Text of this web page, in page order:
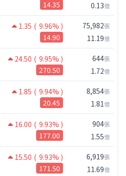
14.35 0.13億
1.35 ( 9.96% )
14.90
75,982張
11.19億
24.50 ( 9.95% )
270.50
644張
1.72億
1.85 ( 9.94% )
20.45
8,854張
1.81億
16.00 ( 9.93% )
177.00
904張
1.55億
15.50 ( 9.93% )
171.50
6,919張
11.69億